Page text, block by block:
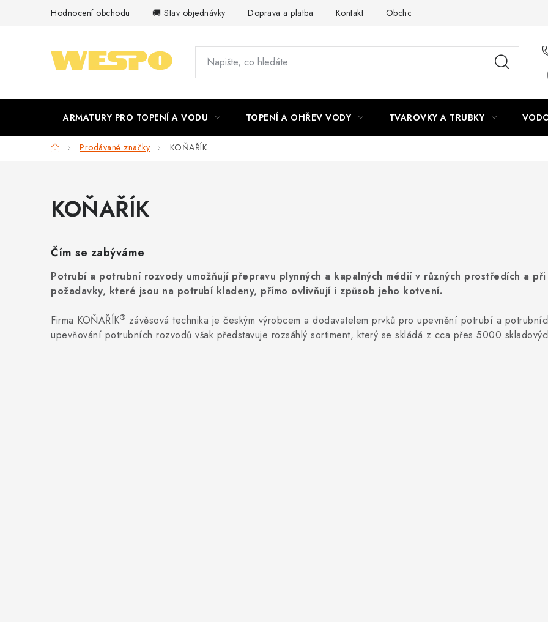
Hodnocení obchodu 🚚 Stav objednávky Doprava a platba Kontakt Obchodní podmínky
ARMATURY PRO TOPENÍ A VODU TOPENÍ A OHŘEV VODY TVAROVKY A TRUBKY
DomůProdávané značky KOŇAŘÍK
KOŇAŘÍK
Čím se zabýváme
Potrubí a potrubní rozvody umožňují přepravu plynných a kapalných médií v různých prostředích a
požadavky, které jsou na potrubí kladeny, přímo ovlivňují i způsob jeho kotvení.
Firma KOŇAŘÍK® závěsová technika je českým výrobcem a dodavatelem prvků pro upevnění potrubí a
upevňování potrubních rozvodů však představuje rozsáhlý sortiment, který se skládá z cca přes 5000